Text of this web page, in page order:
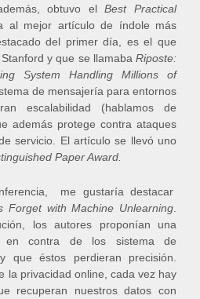
obtuvo elBest Practical
al mejor artículo de índole más
del primer día, es el que
y que se llamaba Riposte:
System Handling Millions of
de mensajería para entornos
escalabilidad (hablamos de
además protege contra ataques
servicio. El artículo se llevó uno
Paper Award.
me gustaría destacar
Forget with Machine Unlearning
los autores proponían una
en contra de los sistema de
que éstos perdieran precisión.
la privacidad online, cada vez hay
recuperan nuestros datos con